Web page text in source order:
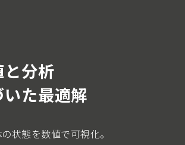
分析
た最適解
状態を数値で可視化。